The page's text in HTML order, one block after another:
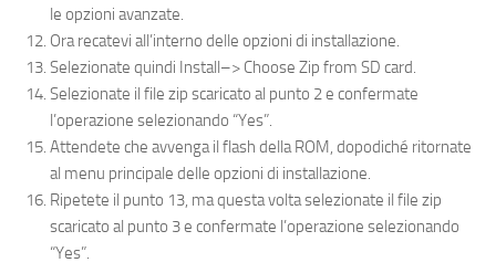
le opzioni avanzate.
Ora recatevi all’interno delle opzioni di installazione.
Selezionate quindi Install–> Choose Zip from SD card.
Selezionate il file zip scaricato al punto 2 e confermate
l’operazione selezionando “Yes”.
Attendete che avvenga il flash della ROM, dopodiché ritornate
al menu principale delle opzioni di installazione.
Ripetete il punto 13, ma questa volta selezionate il file zip
scaricato al punto 3 e confermate l’operazione selezionando
“Yes”.